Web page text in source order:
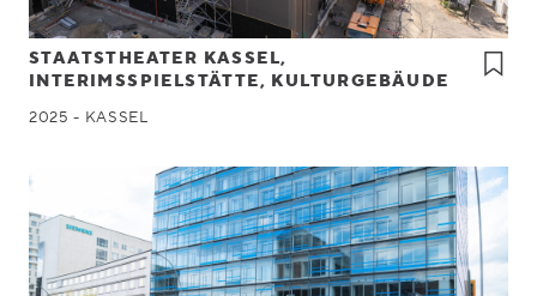
STAATSTHEATER KASSEL,
INTERIMSSPIELSTÄTTE, KULTURGEBÄUDE
2025 - KASSEL